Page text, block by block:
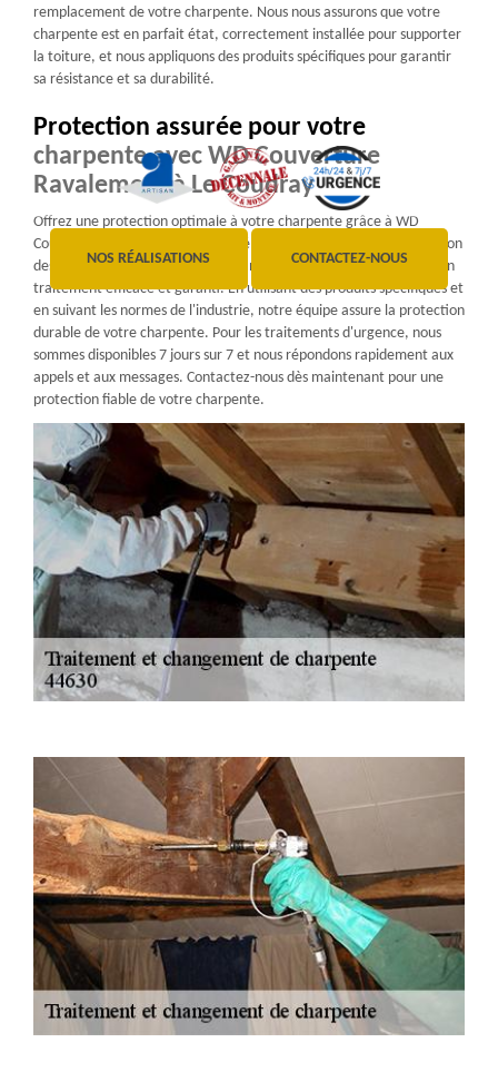
NOS RÉALISATIONS CONTACTEZ-NOUS
remplacement de votre charpente. Nous nous assurons que votre
charpente est en parfait état, correctement installée pour supporter
la toiture, et nous appliquons des produits spécifiques pour garantir
sa résistance et sa durabilité.
Protection assurée pour votre
charpente avec WD Couverture
Ravalement à Le Coudray
Offrez une protection optimale à votre charpente grâce à WD
Couverture Ravalement. Spécialisé dans la défense et la préservation
des charpentes contre les insectes nuisibles, nous vous proposons un
traitement efficace et garanti. En utilisant des produits spécifiques et
en suivant les normes de l'industrie, notre équipe assure la protection
durable de votre charpente. Pour les traitements d'urgence, nous
sommes disponibles 7 jours sur 7 et nous répondons rapidement aux
appels et aux messages. Contactez-nous dès maintenant pour une
protection fiable de votre charpente.